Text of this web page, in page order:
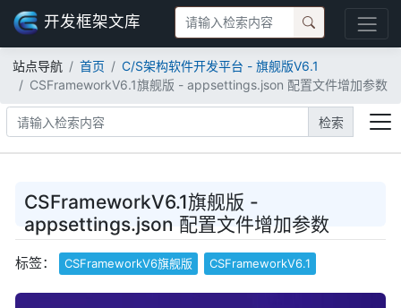
开发框架文库
站点导航 首页
C/S架构软件开发平台 - 旗舰版V6.1
CSFrameworkV6.1旗舰版 - appsettings.json 配置文件增加参数
检索
CSFrameworkV6.1旗舰版 -
appsettings.json 配置文件增加参数
标签： CSFrameworkV6旗舰版 CSFrameworkV6.1